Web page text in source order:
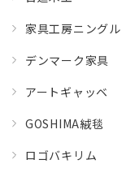
家具工房ニングル
デンマーク家具
アートギャッベ
GOSHIMA絨毯
ロゴバキリム